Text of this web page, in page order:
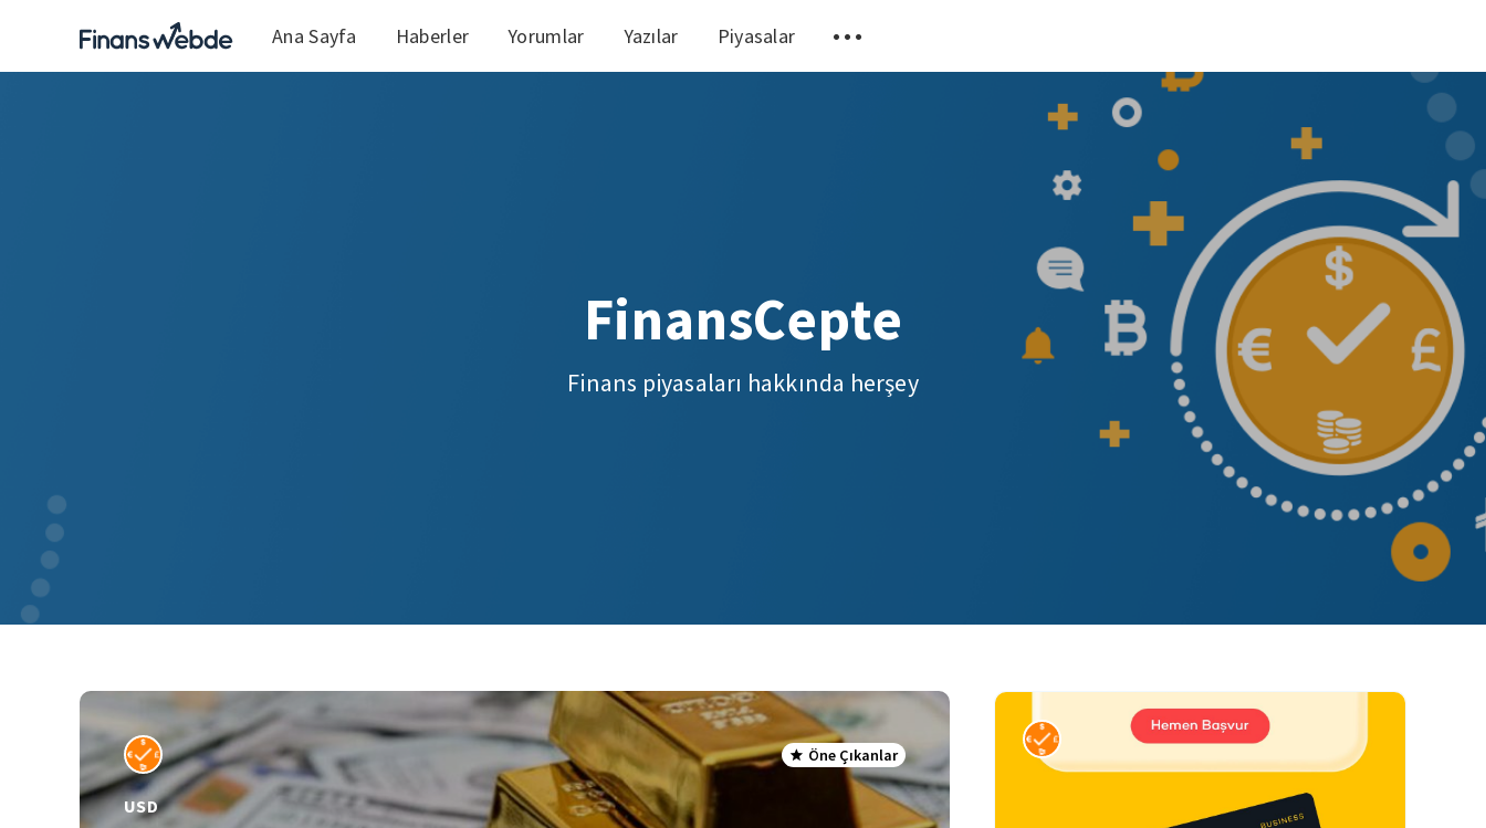
Ana Sayfa Haberler Yorumlar Yazılar Piyasalar
FinansCepte
Finans piyasaları hakkında herşey
USD
Öne Çıkanlar